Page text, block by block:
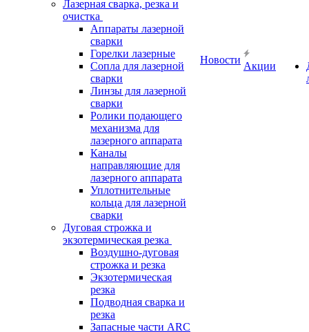
Лазерная сварка, резка и
очистка
Аппараты лазерной
сварки
Горелки лазерные
Сопла для лазерной
сварки
Линзы для лазерной
сварки
Ролики подающего
механизма для
лазерного аппарата
Каналы
направляющие для
лазерного аппарата
Уплотнительные
кольца для лазерной
сварки
Дуговая строжка и
экзотермическая резка
Воздушно-дуговая
строжка и резка
Экзотермическая
резка
Подводная сварка и
резка
Запасные части ARC
Новости
Акции